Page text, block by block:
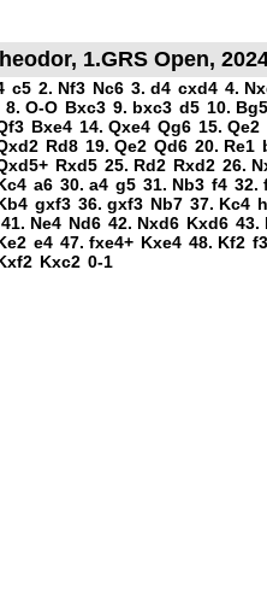
1.GRS Open,
c5 2. Nf3 Nc6 3. d4 cxd4 4.
8. O-O Bxc3 9. bxc3 d5 10. Bg5
Bxe4 14. Qxe4 Qg6 15. Qe2
Rd8 19. Qe2 Qd6 20. Re1
Rxd5 25. Rd2 Rxd2 26.
a6 30. a4 g5 31. Nb3 f4 32.
gxf3 36. gxf3 Nb7 37. Kc4
41. Ne4 Nd6 42. Nxd6 Kxd6 43.
e4 47. fxe4+ Kxe4 48. Kf2 f3
Kxc2 0-1